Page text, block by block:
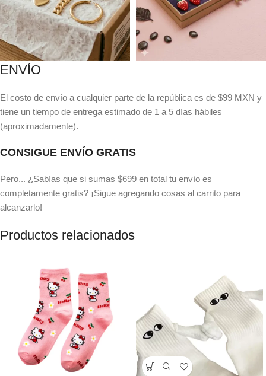
ENVÍO
El costo de envío a cualquier parte de la república es de $99 MXN y
tiene un tiempo de entrega estimado de 1 a 5 días hábiles
(aproximadamente).
CONSIGUE ENVÍO GRATIS
Pero... ¿Sabías que si sumas $699 en total tu envío es
completamente gratis? ¡Sigue agregando cosas al carrito para
alcanzarlo!
Productos relacionados